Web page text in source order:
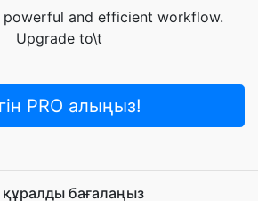
powerful and efficient workflow.
Upgrade to\t
PRO алыңыз!
құралды бағалаңыз